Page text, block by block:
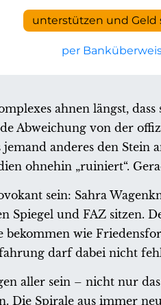
unterstützen und Geld
per
ahnen längst,
Abweichung von der
anderes den
ohnehin „ruiniert“.
sein: Sahra
Spiegel und FAZ sitzen.
bekommen wie
darf dabei nicht
aller sein – nicht nur
Die Spirale aus immer